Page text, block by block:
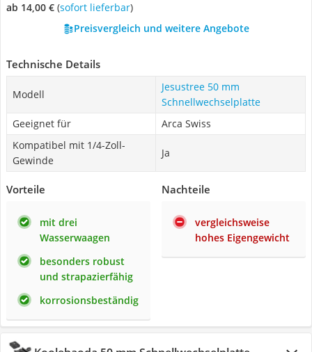
ab 14,00 € ( Sofort lieferbar)
Preisvergleich und weitere Angebote
Technische Details
Modell
Jesustree 50 mm
Schnellwechselplatte
Geeignet für
Arca Swiss
Kompatibel mit 1/4-Zoll-
Gewinde
Ja
Vorteile
mit drei
Wasserwaagen
besonders robust
und strapazierfähig
korrosionsbeständig
Nachteile
vergleichsweise
hohes Eigengewicht